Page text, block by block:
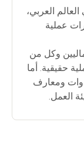
العربي،
عملية
وكل من
حقيقية. أما
ومعارف
العمل.